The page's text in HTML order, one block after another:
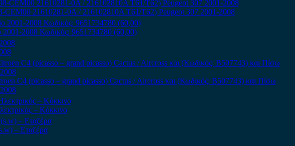
21610281-0A / 216102810A T61/T62) Peugeot 307 2001-2008
2008 Κωδικός: 9651734780 (60,00)
C4 (picasso – grand picasso) Cactus / Aircross και (Κωδικός: B507743) και Πίσω
– Κόκκινο
– Εταζέρα